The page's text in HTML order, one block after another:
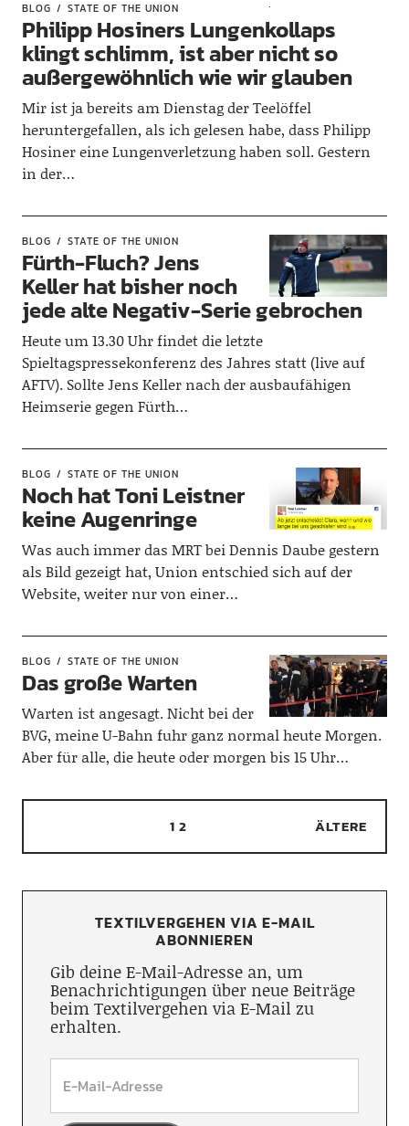
BLOG STATE OF THE UNION
Philipp Hosiners Lungenkollaps
klingt schlimm, ist aber nicht so
außergewöhnlich wie wir glauben
Mir ist ja bereits am Dienstag der Teelöffel
heruntergefallen, als ich gelesen habe, dass Philipp
Hosiner eine Lungenverletzung haben soll. Gestern
in der…
BLOG STATE OF THE UNION
Fürth-Fluch? Jens
Keller hat bisher noch
jede alte Negativ-Serie gebrochen
Heute um 13.30 Uhr findet die letzte
Spieltagspressekonferenz des Jahres statt (live auf
AFTV). Sollte Jens Keller nach der ausbaufähigen
Heimserie gegen Fürth…
BLOG STATE OF THE UNION
Noch hat Toni Leistner
keine Augenringe
Was auch immer das MRT bei Dennis Daube gestern
als Bild gezeigt hat, Union entschied sich auf der
Website, weiter nur von einer…
BLOG STATE OF THE UNION
Das große Warten
Warten ist angesagt. Nicht bei der
BVG, meine U-Bahn fuhr ganz normal heute Morgen.
Aber für alle, die heute oder morgen bis 15 Uhr…
1 2 ÄLTERE
TEXTILVERGEHEN VIA E-MAIL
ABONNIEREN
Gib deine E-Mail-Adresse an, um
Benachrichtigungen über neue Beiträge
beim Textilvergehen via E-Mail zu
erhalten.